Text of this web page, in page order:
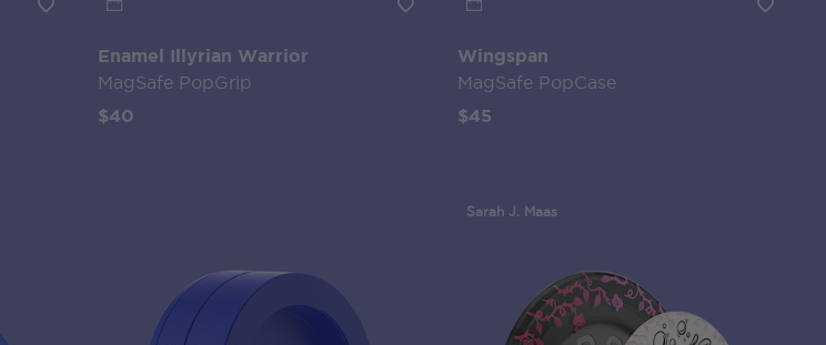
Enamel Illyrian Warrior
MagSafe PopGrip
$40
Wingspan
MagSafe PopCase
$45
Sarah J. Maas